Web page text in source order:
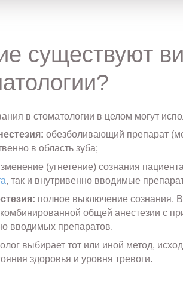
существуют
в стоматологии в целом могут
обезболивающий препарат
в область зуба;
(угнетение) сознания
, так и внутривенно вводимые
полное выключение сознания.
общей анестезии с
вводимых препаратов.
выбирает тот или иной метод,
здоровья и уровня тревоги.